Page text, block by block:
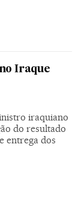
Iraque
iraquiano
do resultado
entrega dos